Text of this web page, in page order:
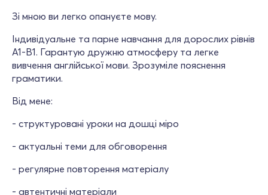
Зі мною ви легко опануєте мову.
Індивідуальне та парне навчання для дорослих рівнів
A1-B1. Гарантую дружню атмосферу та легке
вивчення англійської мови. Зрозуміле пояснення
граматики.
Від мене:
- структуровані уроки на дошці міро
- актуальні теми для обговорення
- регулярне повторення матеріалу
- автентичні матеріали